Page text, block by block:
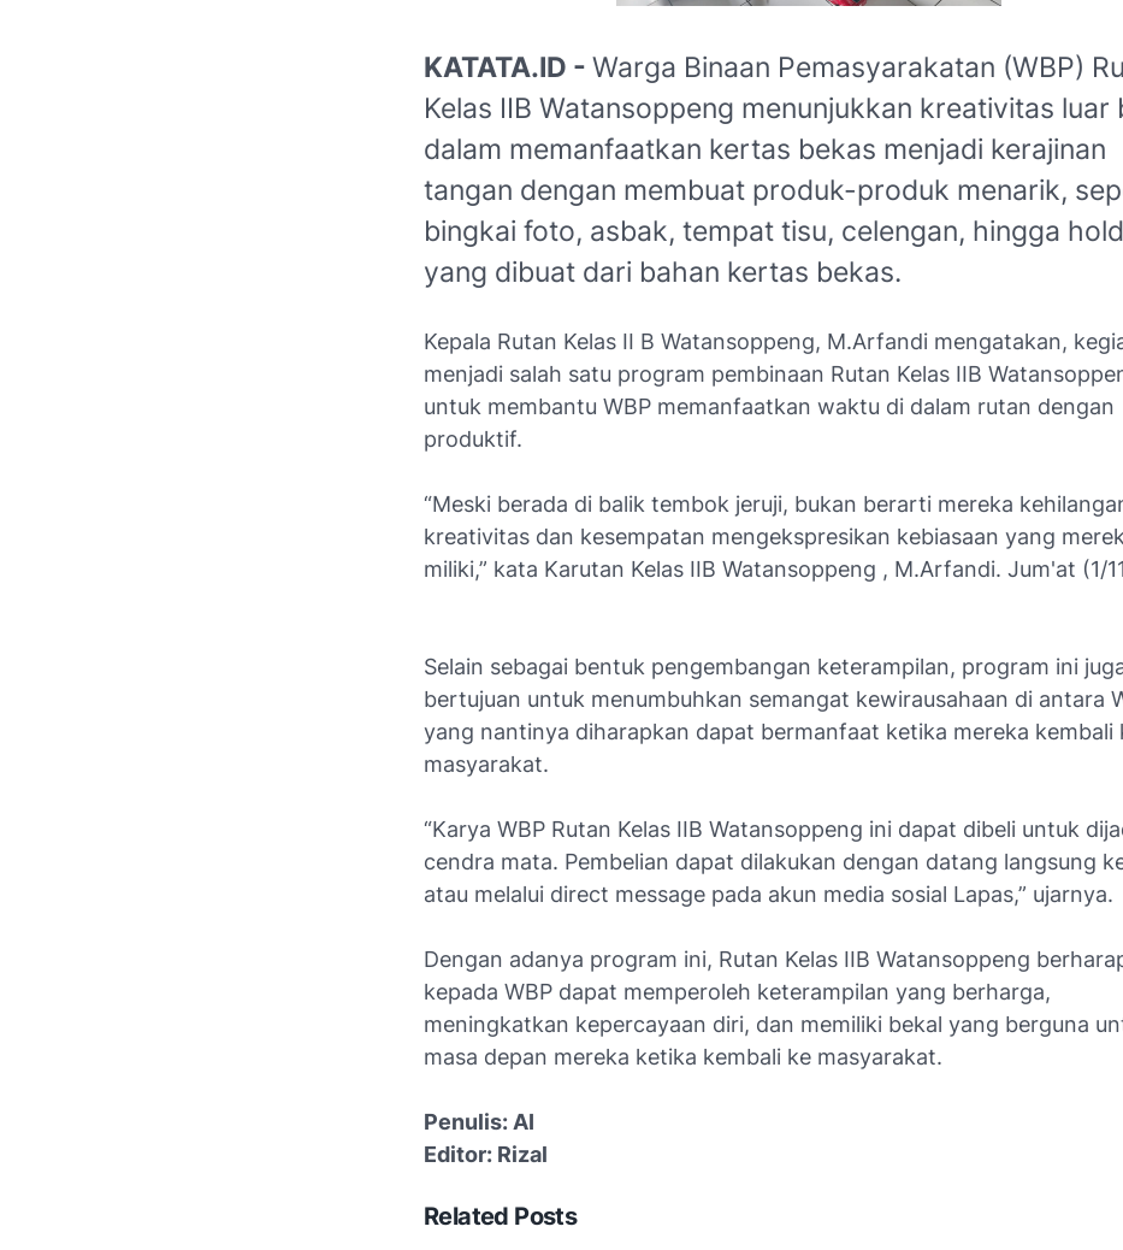
KATATA.ID - Warga Binaan Pemasyarakatan (WBP)
Kelas IIB Watansoppeng menunjukkan kreativitas luar
dalam memanfaatkan kertas bekas menjadi kerajinan
tangan dengan membuat produk-produk menarik,
bingkai foto, asbak, tempat tisu, celengan, hingga
yang dibuat dari bahan kertas bekas.
Kepala Rutan Kelas II B Watansoppeng, M.Arfandi mengatakan,
menjadi salah satu program pembinaan Rutan Kelas IIB
untuk membantu WBP memanfaatkan waktu di dalam rutan dengan
produktif.
“Meski berada di balik tembok jeruji, bukan berarti mereka
kreativitas dan kesempatan mengekspresikan kebiasaan yang
miliki,” kata Karutan Kelas IIB Watansoppeng , M.Arfandi. Jum'at (1/
Selain sebagai bentuk pengembangan keterampilan, program ini
bertujuan untuk menumbuhkan semangat kewirausahaan di antara
yang nantinya diharapkan dapat bermanfaat ketika mereka kembali
masyarakat.
“Karya WBP Rutan Kelas IIB Watansoppeng ini dapat dibeli untuk
cendra mata. Pembelian dapat dilakukan dengan datang langsung
atau melalui direct message pada akun media sosial Lapas,” ujarnya.
Dengan adanya program ini, Rutan Kelas IIB Watansoppeng
kepada WBP dapat memperoleh keterampilan yang berharga,
meningkatkan kepercayaan diri, dan memiliki bekal yang berguna
masa depan mereka ketika kembali ke masyarakat.
Penulis: AI
Editor: Rizal
Related Posts